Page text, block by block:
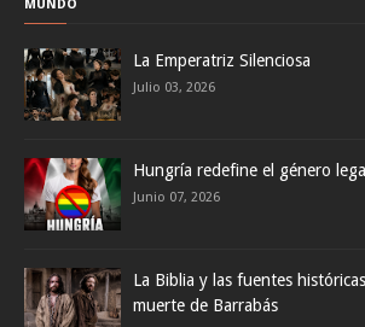
MUNDO
La Emperatriz Silenciosa
Julio 03, 2026
Hungría redefine el género
Junio 07, 2026
La Biblia y las fuentes
muerte de Barrabás